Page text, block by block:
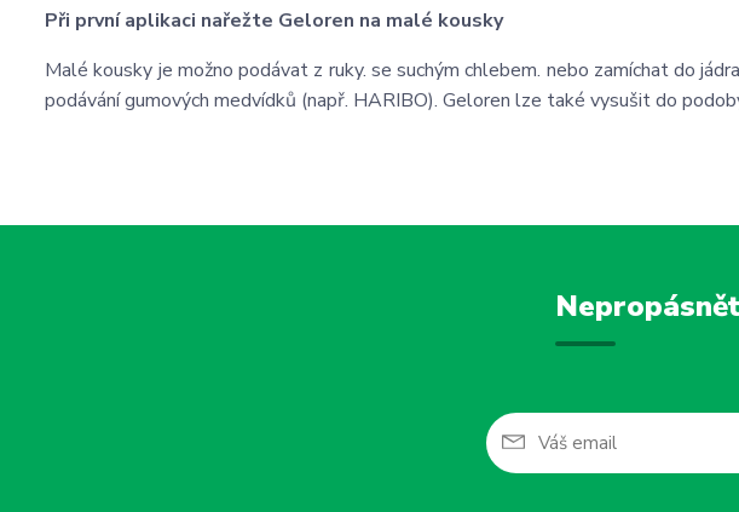
Při první aplikaci nařežte Geloren na malé kousky
Malé kousky je možno podávat z ruky. se suchým chlebem. nebo zamíchat do
podávání gumových medvídků (např. HARIBO). Geloren lze také vysušit do